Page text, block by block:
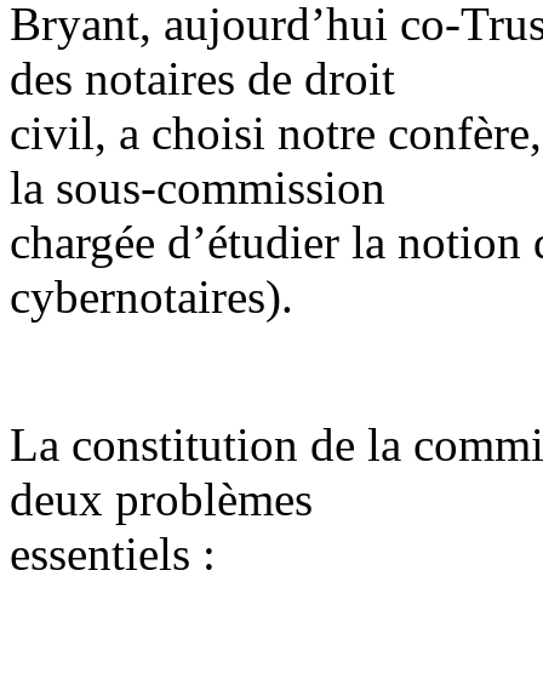
Bryant, aujourd’hui co-
des notaires de droit
civil, a choisi notre
la sous-commission
chargée d’étudier la notion
cybernotaires).
La constitution de la
deux problèmes
essentiels :